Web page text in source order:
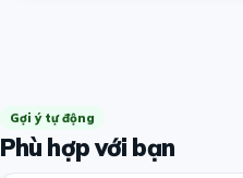
Gợi ý tự động
Phù hợp với bạn